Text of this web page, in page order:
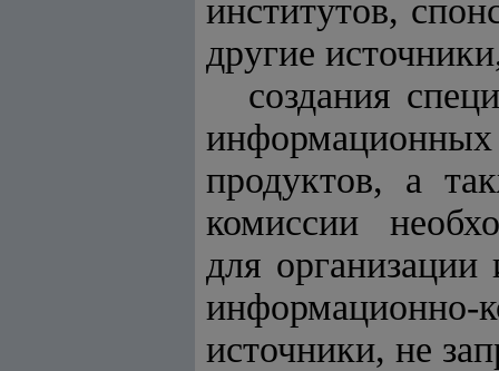
институтов,
другие
создания
продуктов, а
комиссии
для
источники, не